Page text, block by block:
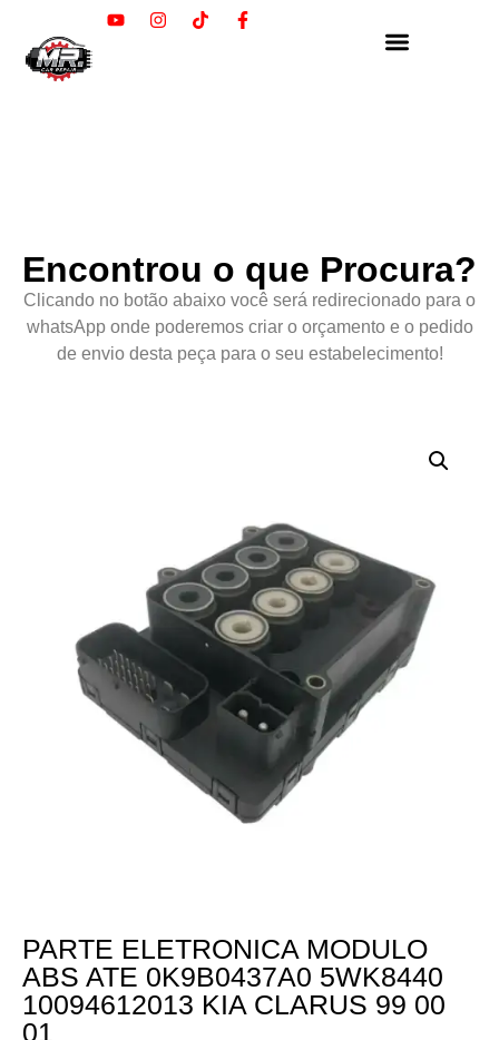
Encontrou o que Procura?
Clicando no botão abaixo você será redirecionado para o
whatsApp onde poderemos criar o orçamento e o pedido
de envio desta peça para o seu estabelecimento!
PARTE ELETRONICA MODULO
ABS ATE 0K9B0437A0 5WK8440
10094612013 KIA CLARUS 99 00
01